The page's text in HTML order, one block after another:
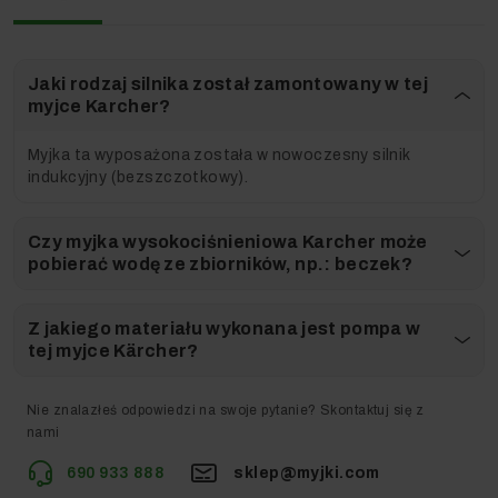
możliwość rozbudowy urządzenia w przyszłości. Dzięki
temu możemy dostosować myjkę do swoich potrzeb.
myjkę ciśnieniową o wysokich parametrach pracy,
posiadającą bogate wyposażenie standardowe
oraz możliwością zwiększenia jej użyteczności
Jaki rodzaj silnika został zamontowany w tej
myjce Karcher?
Myjka ta wyposażona została w nowoczesny silnik
indukcyjny (bezszczotkowy).
Czy myjka wysokociśnieniowa Karcher może
pobierać wodę ze zbiorników, np.: beczek?
Z jakiego materiału wykonana jest pompa w
tej myjce Kärcher?
Nie znalazłeś odpowiedzi na swoje pytanie? Skontaktuj się z
nami
690 933 888 sklep@myjki.com